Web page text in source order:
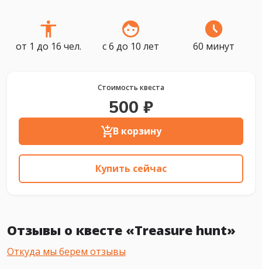
от 1 до 16 чел. с 6 до 10 лет 60 минут
Стоимость квеста
500 ₽
В корзину
Купить сейчас
Отзывы о квесте «Treasure hunt»
Откуда мы берем отзывы